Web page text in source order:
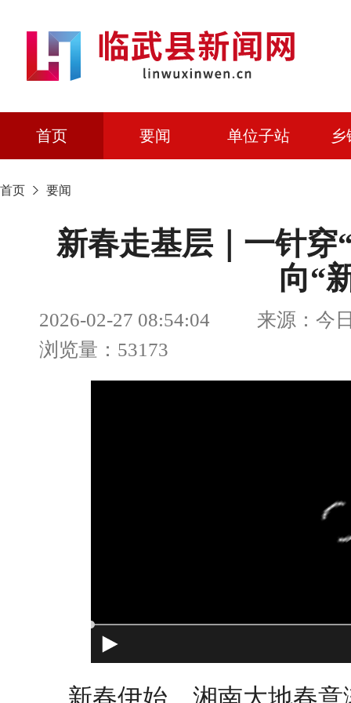
首页 要闻 单位子站
首页 要闻
新春走基层｜一针穿
向“
2026-02-27 08:54:04 来源：今
浏览量：53173